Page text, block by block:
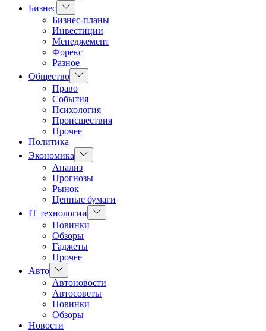
Бизнес Показать
подменю
Бизнес-планы
Инвестиции
Менеджемент
Форекс
Разное
Общество Показать
подменю
Право
События
Психология
Происшествия
Прочее
Политика
Экономика
Показать
подменю
Анализ
Прогнозы
Рынок
Ценные бумаги
IT технологии
Показать
подменю
Новинки
Обзоры
Гаджеты
Прочее
Авто Показать
подменю
Автоновости
Автосоветы
Новинки
Обзоры
Новости